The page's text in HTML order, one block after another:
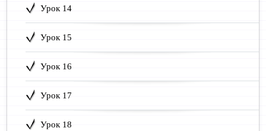
Урок 14
Урок 15
Урок 16
Урок 17
Урок 18